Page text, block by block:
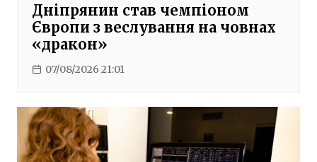
Дніпрянин став чемпіоном
Європи з веслування на човнах
«дракон»
07/08/2026 21:01